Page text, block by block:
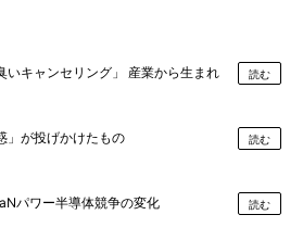
いキャンセリング」 産業から生まれ
読む
」が投げかけたもの 読む
パワー半導体競争の変化 読む